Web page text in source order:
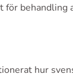
för behandling
hur